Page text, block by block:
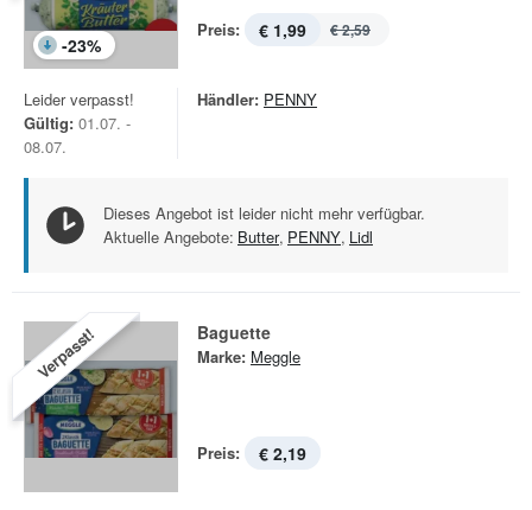
-23%
Preis: € 1,99 € 2,59
Leider verpasst!
Gültig: 01.07. -
08.07.
Händler: PENNY
Dieses Angebot ist leider nicht mehr verfügbar.
Aktuelle Angebote: Butter, PENNY, Lidl
Verpasst! Baguette
Marke: Meggle
Preis: € 2,19